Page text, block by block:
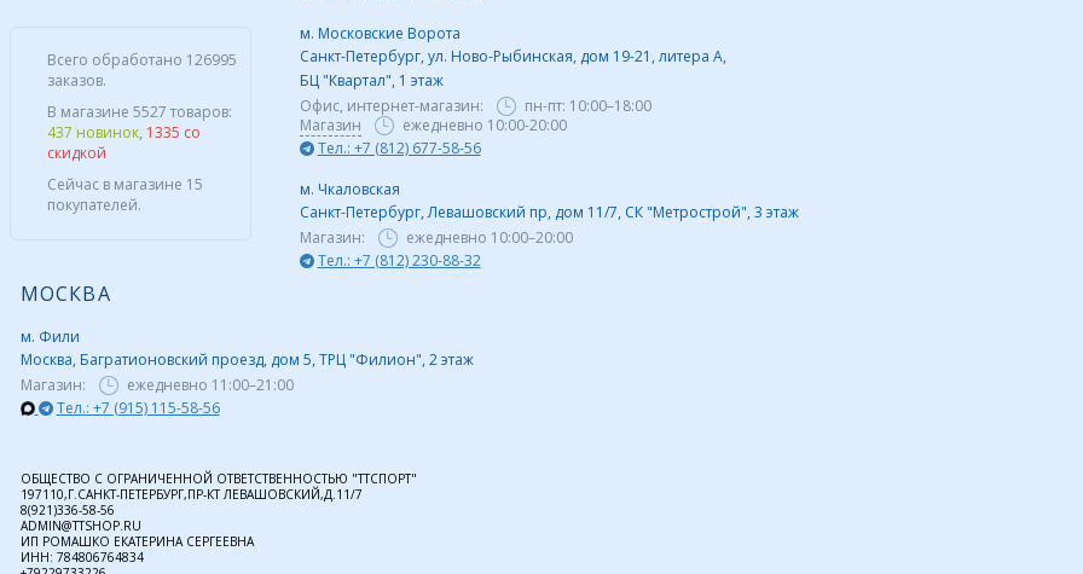
Всего обработано 126995
заказов.
В магазине 5527 товаров:
437 новинок, 1335 со
скидкой
Сейчас в магазине 15
покупателей.
м. Московские Ворота
Санкт-Петербург, ул. Ново-Рыбинская, дом 19-21, литера А,
БЦ "Квартал", 1 этаж
Офис, интернет-магазин:
пн-пт: 10:00–18:00
Магазин
ежедневно 10:00-20:00
Тел.: +7 (812) 677-58-56
м. Чкаловская
Санкт-Петербург, Левашовский пр, дом 11/7, СК "Метрострой", 3 этаж
Магазин:
ежедневно 10:00–20:00
Тел.: +7 (812) 230-88-32
МОСКВА
м. Фили
Москва, Багратионовский проезд, дом 5, ТРЦ "Филион", 2 этаж
Магазин:
ежедневно 11:00–21:00
Тел.: +7 (915) 115-58-56
ОБЩЕСТВО С ОГРАНИЧЕННОЙ ОТВЕТСТВЕННОСТЬЮ "ТТСПОРТ"
197110,Г.САНКТ-ПЕТЕРБУРГ,ПР-КТ ЛЕВАШОВСКИЙ,Д.11/7
8(921)336-58-56
ADMIN@TTSHOP.RU
ИП РОМАШКО ЕКАТЕРИНА СЕРГЕЕВНА
ИНН: 784806764834